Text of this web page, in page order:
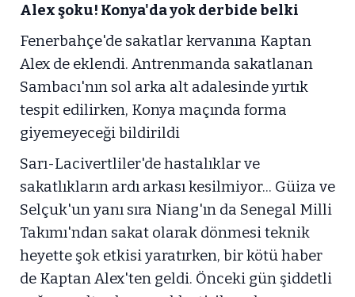
Alex şoku! Konya'da yok derbide belki
Fenerbahçe'de sakatlar kervanına Kaptan
Alex de eklendi. Antrenmanda sakatlanan
Sambacı'nın sol arka alt adalesinde yırtık
tespit edilirken, Konya maçında forma
giyemeyeceği bildirildi
Sarı-Lacivertliler'de hastalıklar ve
sakatlıkların ardı arkası kesilmiyor... Güiza ve
Selçuk'un yanı sıra Niang'ın da Senegal Milli
Takımı'ndan sakat olarak dönmesi teknik
heyette şok etkisi yaratırken, bir kötü haber
de Kaptan Alex'ten geldi. Önceki gün şiddetli